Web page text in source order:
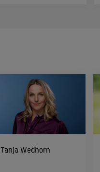
Tanja Wedhorn